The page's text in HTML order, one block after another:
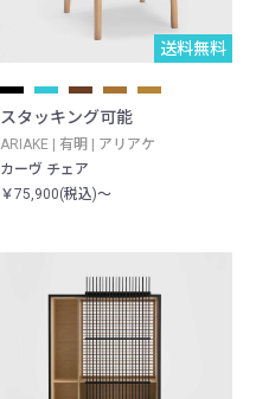
送料無料
スタッキング可能
ARIAKE | 有明 | アリアケ
カーヴ チェア
￥75,900(税込)～